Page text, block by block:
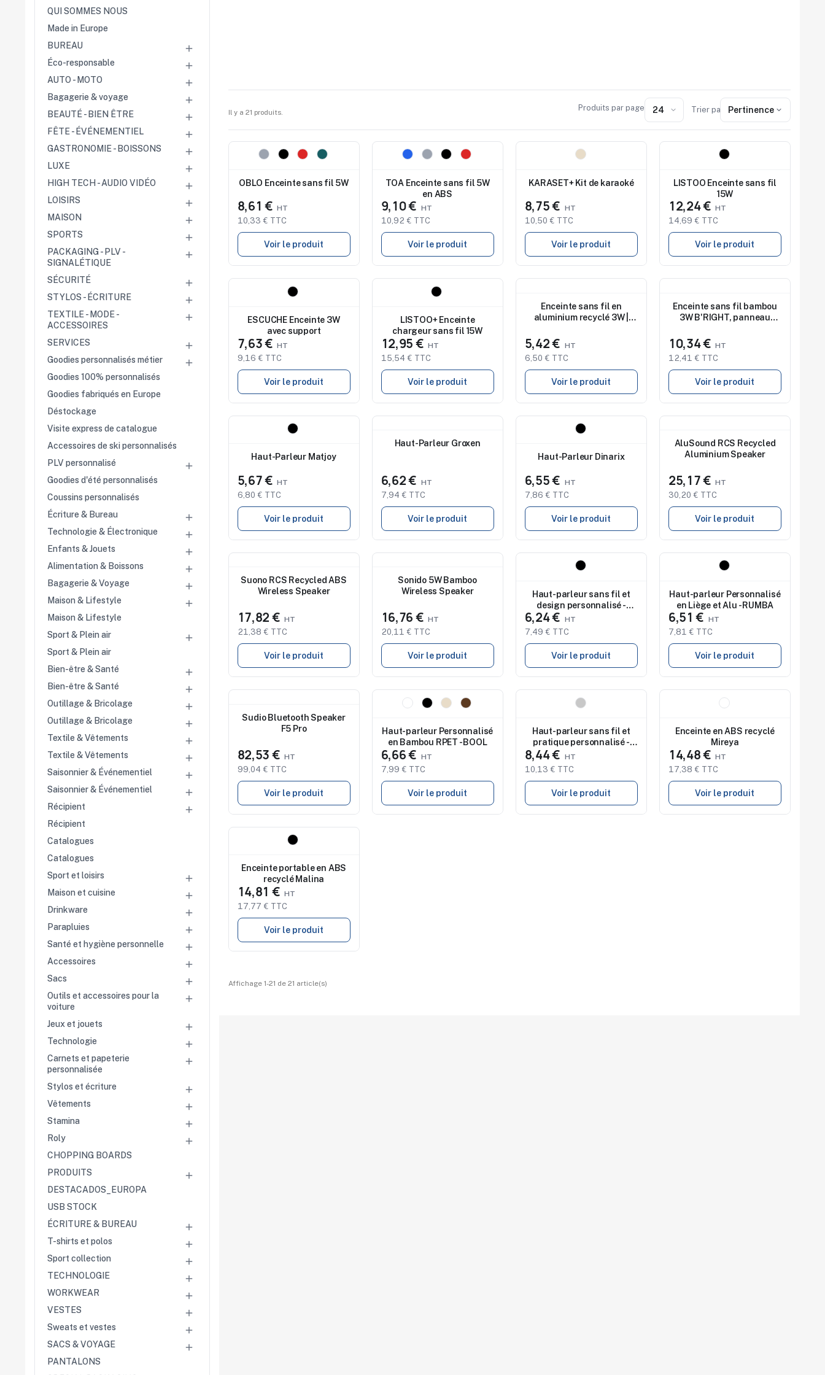
Cérémonies
Récompenses
Été et plage
Campagnes RSE
Voyages d'affaires
Animations
Entreprises
Collectivités
Écoles
Associations
Comités d'entreprise
Agences
Hôtellerie
Restauration
Maisons de luxe
Marchés publics
Chambres de
commerce
Salons
Séminaires
Team building
Portes ouvertes
Fin d'année
Rentrée
Cérémonies
Récompenses
Campagnes RSE
Voyages d'affaires
Animations
commerciales
QUI SOMMES NOUS
Made in Europe
BUREAU

Éco-responsable 
AUTO - MOTO 
Bagagerie & voyage 
BEAUTÉ - BIEN ÊTRE 
FÊTE - ÉVÉNEMENTIEL 
GASTRONOMIE - BOISSONS 
LUXE 
HIGH TECH - AUDIO VIDÉO 
LOISIRS 
MAISON 
SPORTS 
PACKAGING - PLV -
SIGNALÉTIQUE

SÉCURITÉ 
STYLOS - ÉCRITURE 
TEXTILE - MODE -
ACCESSOIRES

SERVICES 
Goodies personnalisés métier 
Goodies 100% personnalisés
Goodies fabriqués en Europe
Déstockage
Visite express de catalogue
Accessoires de ski personnalisés
PLV personnalisé

Goodies d'été personnalisés
Coussins personnalisés
Écriture & Bureau

Technologie & Électronique 
Enfants & Jouets 
Alimentation & Boissons 
Bagagerie & Voyage 
Maison & Lifestyle 
Maison & Lifestyle
Sport & Plein air

Sport & Plein air
Bien-être & Santé

Bien-être & Santé 
Outillage & Bricolage 
Outillage & Bricolage 
Textile & Vêtements 
Textile & Vêtements 
Saisonnier & Événementiel 
Saisonnier & Événementiel 
Récipient 
Récipient
Catalogues
Catalogues
Sport et loisirs

Maison et cuisine 
Drinkware 
Parapluies 
Santé et hygiène personnelle 
Accessoires 
Sacs 
Outils et accessoires pour la
voiture

Jeux et jouets 
Technologie 
Carnets et papeterie
personnalisée

Stylos et écriture 
Vêtements 
Stamina 
Roly 
CHOPPING BOARDS
PRODUITS

DESTACADOS_EUROPA
USB STOCK
ÉCRITURE & BUREAU

T-shirts et polos 
Sport collection 
TECHNOLOGIE 
WORKWEAR 
VESTES 
Sweats et vestes 
SACS & VOYAGE 
PANTALONS
Il y a 21 produits.
Produits par page Trier par : Pertinence
Nouveau
OBLO Enceinte sans fil 5W
8,61 €
10,33 € TTC
Voir le produit
Nouveau
TOA Enceinte sans fil 5W
en ABS
9,10 €
10,92 € TTC
Voir le produit
KARASET+ Kit de karaoké
8,75 €
10,50 € TTC
Voir le produit
LISTOO Enceinte sans fil
15W
12,24 €
14,69 € TTC
Voir le produit
ESCUCHE Enceinte 3W
avec support
7,63 €
9,16 € TTC
Voir le produit
LISTOO+ Enceinte
chargeur sans fil 15W
12,95 €
15,54 € TTC
Voir le produit
Enceinte sans fil en
aluminium recyclé 3W |
5,42 €
6,50 € TTC
Voir le produit
Enceinte sans fil bambou
3W B'RIGHT, panneau
10,34 €
12,41 € TTC
Voir le produit
Haut-Parleur Matjoy
5,67 €
6,80 € TTC
Voir le produit
Studio de marquage
disponible
Haut-Parleur Groxen
6,62 €
7,94 € TTC
Voir le produit
Haut-Parleur Dinarix
6,55 €
7,86 € TTC
Voir le produit
AluSound RCS Recycled
Aluminium Speaker
25,17 €
30,20 € TTC
Voir le produit
Suono RCS Recycled ABS
Wireless Speaker
17,82 €
21,38 € TTC
Voir le produit
Sonido 5W Bamboo
Wireless Speaker
16,76 €
20,11 € TTC
Voir le produit
Haut-parleur sans fil et
design personnalisé -
GAMA
6,24 €
7,49 € TTC
Voir le produit
Haut-parleur Personnalisé
en Liège et Alu - RUMBA
6,51 €
7,81 € TTC
Voir le produit
Sudio Bluetooth Speaker
F5 Pro
82,53 €
99,04 € TTC
Voir le produit
Nouveau
Haut-parleur Personnalisé
en Bambou RPET - BOOL
6,66 €
7,99 € TTC
Voir le produit
Haut-parleur sans fil et
pratique personnalisé -
MATIC
8,44 €
10,13 € TTC
Voir le produit
Enceinte en ABS recyclé
Mireya
14,48 €
17,38 € TTC
Voir le produit
Enceinte portable en ABS
recyclé Malina
14,81 €
17,77 € TTC
Voir le produit
Affichage 1-21 de 21 article(s)